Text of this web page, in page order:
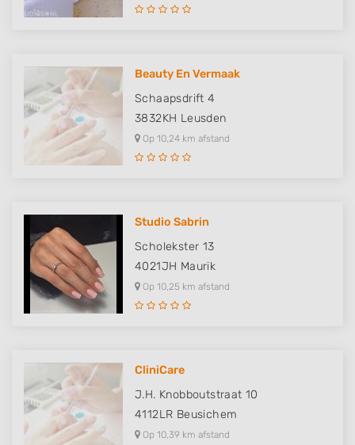
Beauty En Vermaak
Schaapsdrift 4
3832KH Leusden
Op 10,24 km afstand
Studio Sabrin
Scholekster 13
4021JH Maurik
Op 10,25 km afstand
CliniCare
J.H. Knobboutstraat 10
4112LR Beusichem
Op 10,39 km afstand